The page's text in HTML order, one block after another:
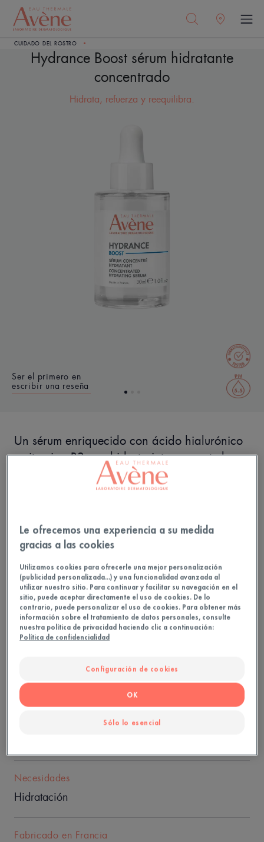
CUIDADO DEL ROSTRO
Hydrance Boost sérum hidratante
concentrado
Hidrata, refuerza y reequilibra.
Ser el primero en
escribir una reseña
Un sérum enriquecido con ácido hialurónico
y vitamina B3 que hidrata intensamente la
+132% de hidratación*(1).
Hidrata, refuerza y reequilibra.
Frasco de pipeta 30ml
Tipo de piel
Piel deshidratada - Piel sensible - Todos los tipos de
Necesidades
Hidratación
Fabricado en Francia
Le ofrecemos una experiencia a su medida
gracias a las cookies
Utilizamos cookies para ofrecerle una mejor personalización
(publicidad personalizada...) y una funcionalidad avanzada al
utilizar nuestro sitio. Para continuar y facilitar su navegación en el
sitio, puede aceptar directamente el uso de cookies. De lo
contrario, puede personalizar el uso de cookies. Para obtener más
información sobre el tratamiento de datos personales, consulte
nuestra política de privacidad haciendo clic a continuación:
Política de confidencialidad
Configuración de cookies
Sólo lo esencial
OK